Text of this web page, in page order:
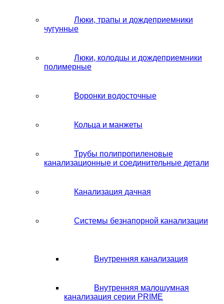
Люки, трапы и дождеприемники
чугунные
Люки, колодцы и дождеприемники
полимерные
Воронки водосточные
Кольца и манжеты
Трубы полипропиленовые
канализационные и соединительные детали
Канализация дачная
Системы безнапорной канализации
Внутренняя канализация
Внутренняя малошумная
канализация серии PRIME